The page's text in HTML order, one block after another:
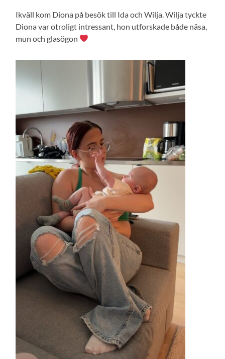
Ikväll kom Diona på besök till Ida och Wilja. Wilja tyckte
Diona var otroligt intressant, hon utforskade både näsa,
mun och glasögon